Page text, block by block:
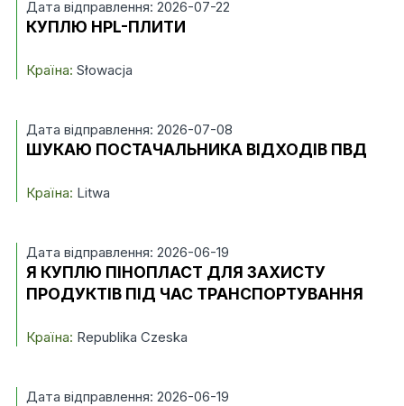
Дата відправлення: 2026-07-22
КУПЛЮ HPL-ПЛИТИ
Країна: Słowacja
Дата відправлення: 2026-07-08
ШУКАЮ ПОСТАЧАЛЬНИКА ВІДХОДІВ ПВД
Країна: Litwa
Дата відправлення: 2026-06-19
Я КУПЛЮ ПІНОПЛАСТ ДЛЯ ЗАХИСТУ
ПРОДУКТІВ ПІД ЧАС ТРАНСПОРТУВАННЯ
Країна: Republika Czeska
Дата відправлення: 2026-06-19